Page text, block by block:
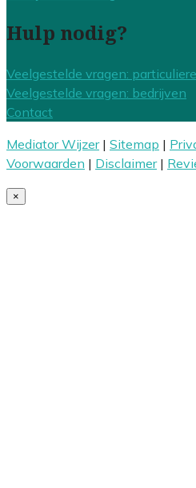
Hulp nodig?
Veelgestelde vragen:
Veelgestelde vragen: bedrijven
Contact
Mediator Wijzer| Sitemap |
Voorwaarden | Disclaimer|
×